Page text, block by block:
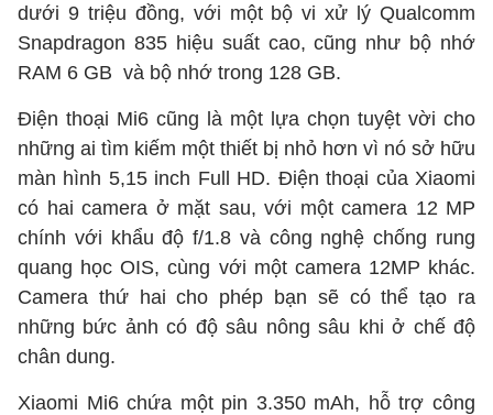
dưới 9 triệu đồng, với một bộ vi xử lý Qualcomm
Snapdragon 835 hiệu suất cao, cũng như bộ nhớ
RAM 6 GB và bộ nhớ trong 128 GB.
Điện thoại Mi6 cũng là một lựa chọn tuyệt vời cho
những ai tìm kiếm một thiết bị nhỏ hơn vì nó sở hữu
màn hình 5,15 inch Full HD. Điện thoại của Xiaomi
có hai camera ở mặt sau, với một camera 12 MP
chính với khẩu độ f/1.8 và công nghệ chống rung
quang học OIS, cùng với một camera 12MP khác.
Camera thứ hai cho phép bạn sẽ có thể tạo ra
những bức ảnh có độ sâu nông sâu khi ở chế độ
chân dung.
Xiaomi Mi6 chứa một pin 3.350 mAh, hỗ trợ công